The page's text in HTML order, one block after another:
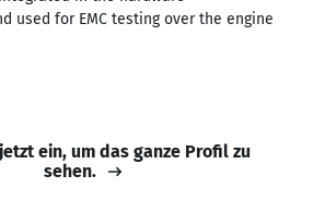
used for EMC testing over the engine
ein, um das ganze Profil zu
sehen.